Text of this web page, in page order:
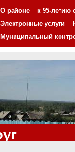
О районе к 95-летию
Электронные услуги
Муниципальный